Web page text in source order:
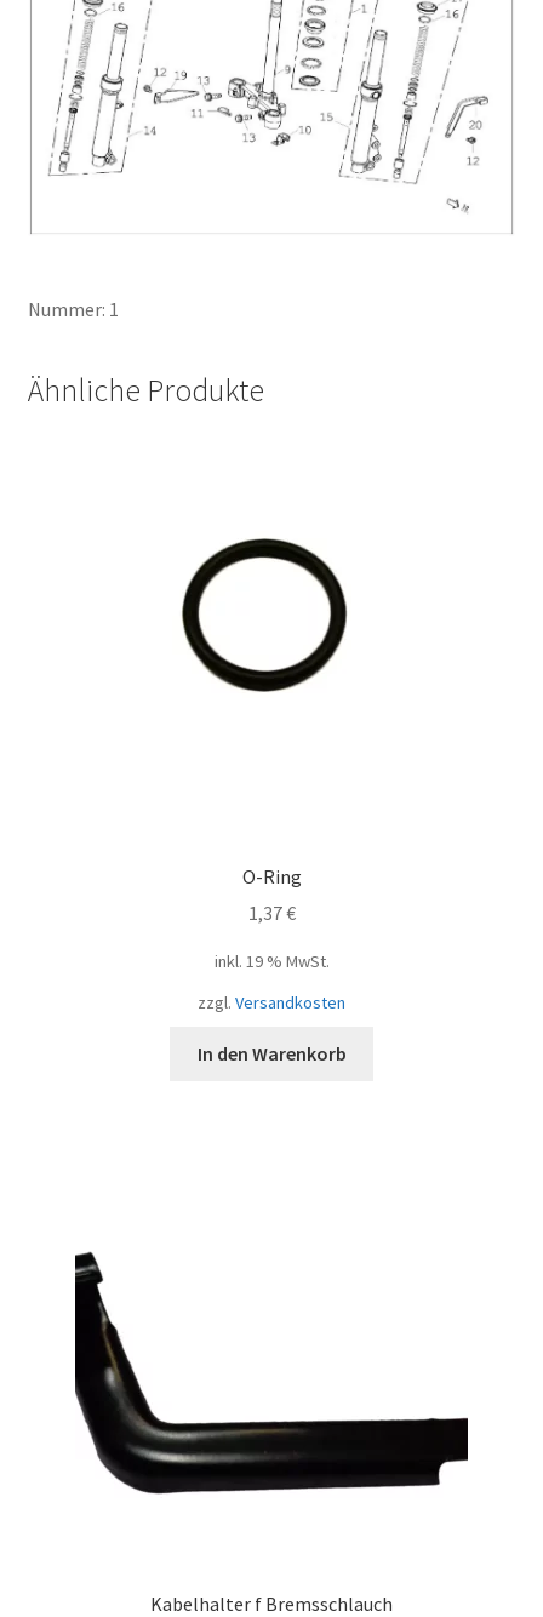
Nummer: 1
Ähnliche Produkte
O-Ring
1,37€
inkl. 19 % MwSt.
zzgl. Versandkosten
In den Warenkorb
Kabelhalter f Bremsschlauch